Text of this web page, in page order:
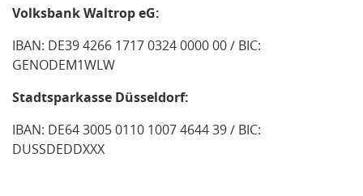
Volksbank Waltrop eG:
IBAN: DE39 4266 1717 0324 0000 00 / BIC:
GENODEM1WLW
Stadtsparkasse Düsseldorf:
IBAN: DE64 3005 0110 1007 4644 39 / BIC:
DUSSDEDDXXX